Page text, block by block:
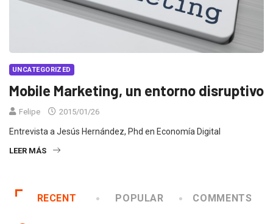
UNCATEGORIZED
Mobile Marketing, un entorno disruptivo
Felipe 2015/01/26
Entrevista a Jesús Hernández, Phd en Economía Digital
LEER MÁS
RECENT POPULAR COMMENTS